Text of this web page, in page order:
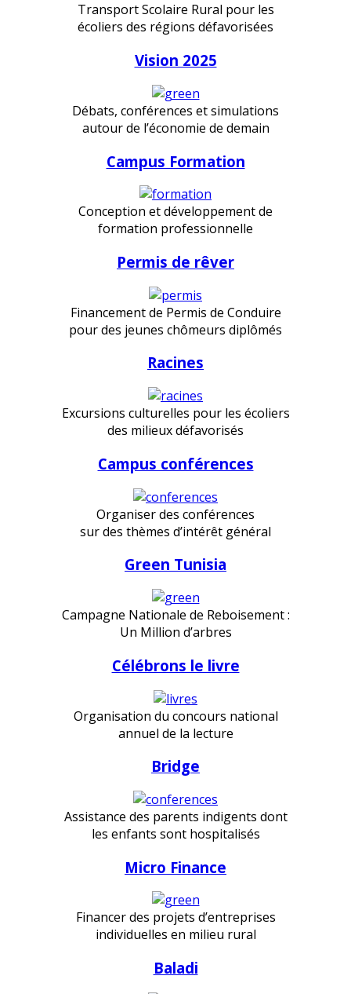
Transport Scolaire Rural pour les
écoliers des régions défavorisées
Vision 2025
Débats, conférences et simulations
autour de l’économie de demain
Campus Formation
Conception et développement de
formation professionnelle
Permis de rêver
Financement de Permis de Conduire
pour des jeunes chômeurs diplômés
Racines
Excursions culturelles pour les écoliers
des milieux défavorisés
Campus conférences
Organiser des conférences
sur des thèmes d’intérêt général
Green Tunisia
Campagne Nationale de Reboisement :
Un Million d’arbres
Célébrons le livre
Organisation du concours national
annuel de la lecture
Bridge
Assistance des parents indigents dont
les enfants sont hospitalisés
Micro Finance
Financer des projets d’entreprises
individuelles en milieu rural
Baladi